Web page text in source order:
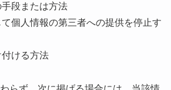
段または方法
個人情報の第三者への提供を停止す
ける方法